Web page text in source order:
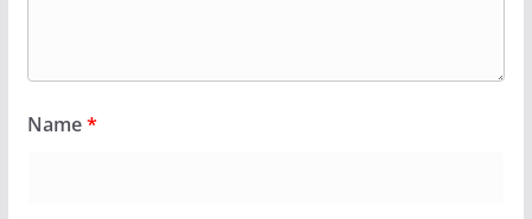
Name*